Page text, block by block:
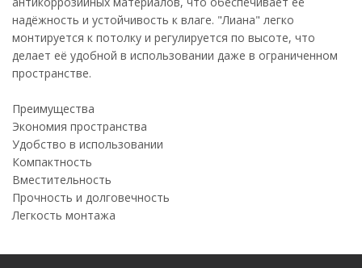
надёжность и устойчивость к влаге. "Лиана" легко
монтируется к потолку и регулируется по высоте, что
делает её удобной в использовании даже в ограниченном
пространстве.
Преимущества
Экономия пространства
Удобство в использовании
Компактность
Вместительность
Прочность и долговечность
Легкость монтажа